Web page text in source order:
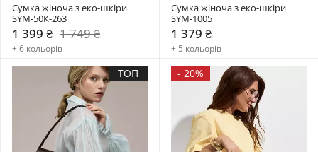
Сумка жіноча з еко-шкіри
SYM-50К-263
1 399 ₴ 1 749 ₴
+ 6 кольорів
Сумка жіноча з еко-шкіри
SYM-1005
1 379 ₴
+ 5 кольорів
ТОП - 20%